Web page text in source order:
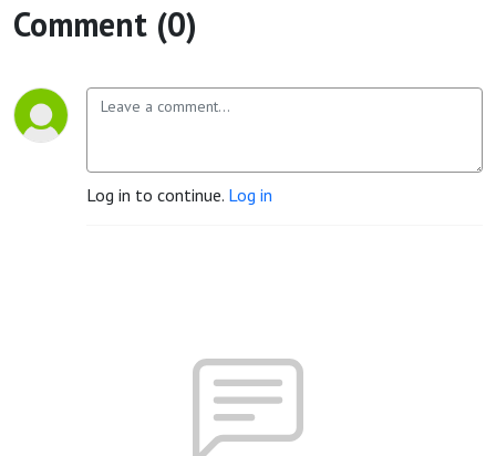
Comment (0)
Log in to continue. Log in